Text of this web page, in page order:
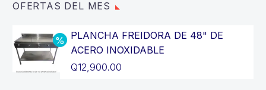
OFERTAS DEL MES
PLANCHA FREIDORA DE 48" DE
ACERO INOXIDABLE
El
Q12,900.00